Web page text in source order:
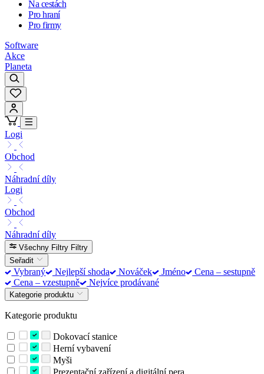
Na cestách
Pro hraní
Pro firmy
Software
Akce
Planeta
Logi
Obchod
Náhradní díly
Logi
Obchod
Náhradní díly
Všechny Filtry Filtry
Seřadit
Vybraný Nejlepší shoda Nováček Jméno
Cena – sestupně
Cena – vzestupně
Nejvíce prodávané
Kategorie produktu
Kategorie produktu
Dokovací stanice
Herní vybavení
Myši